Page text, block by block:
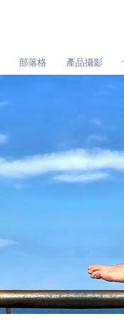
部落格 產品攝影